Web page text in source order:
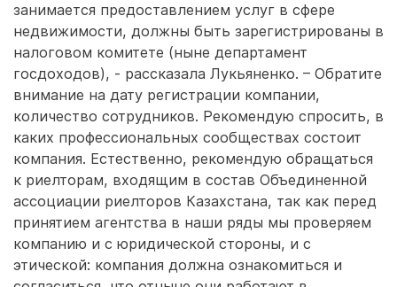
занимается предоставлением услуг в сфере
недвижимости, должны быть зарегистрированы в
налоговом комитете (ныне департамент
госдоходов), - рассказала Лукьяненко. – Обратите
внимание на дату регистрации компании,
количество сотрудников. Рекомендую спросить, в
каких профессиональных сообществах состоит
компания. Естественно, рекомендую обращаться
к риелторам, входящим в состав Объединенной
ассоциации риелторов Казахстана, так как перед
принятием агентства в наши ряды мы проверяем
компанию и с юридической стороны, и с
этической: компания должна ознакомиться и